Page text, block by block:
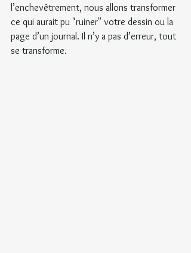
l’enchevêtrement, nous allons transformer
ce qui aurait pu "ruiner" votre dessin ou la
page d’un journal. Il n’y a pas d’erreur, tout
se transforme.